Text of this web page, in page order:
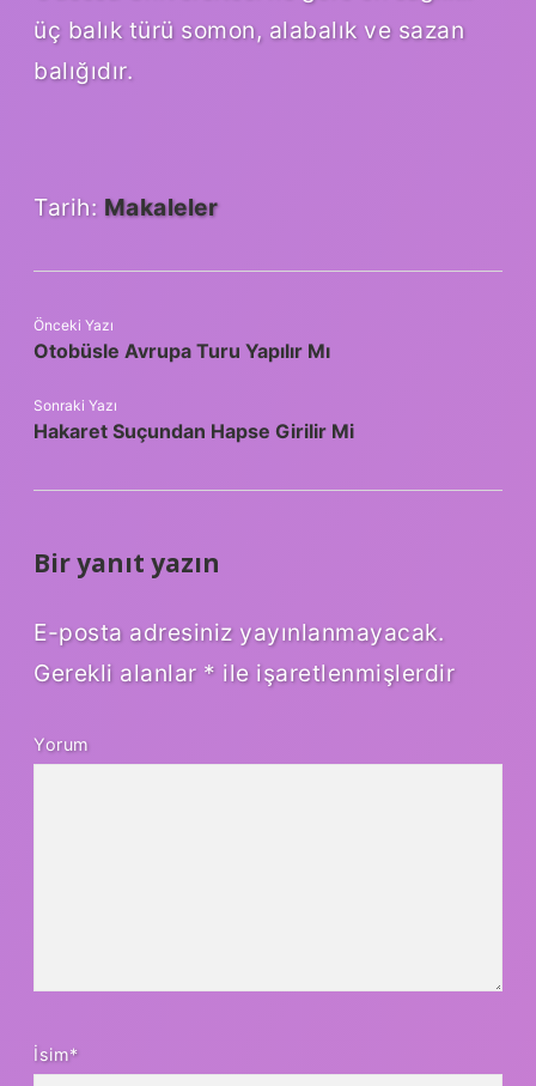
üç balık türü somon, alabalık ve sazan
balığıdır.
Tarih: Makaleler
Önceki Yazı
Otobüsle Avrupa Turu Yapılır Mı
Sonraki Yazı
Hakaret Suçundan Hapse Girilir Mi
Bir yanıt yazın
E-posta adresiniz yayınlanmayacak.
Gerekli alanlar * ile işaretlenmişlerdir
Yorum
İsim*